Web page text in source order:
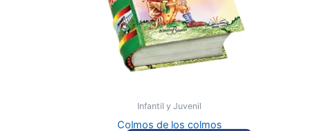
Infantil y Juvenil
Colmos de los colmos